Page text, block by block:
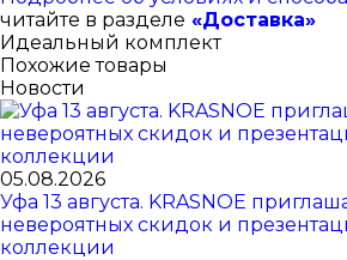
читайте в разделе «Доставка»
Идеальный комплект
Похожие товары
Новости
05.08.2026
Уфа 13 августа. KRASNOE
невероятных скидок и
коллекции